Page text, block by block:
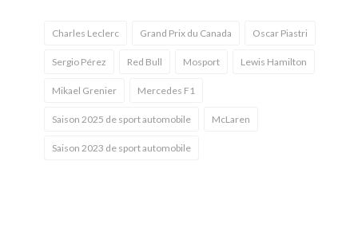
Charles Leclerc Grand Prix du Canada Oscar Piastri
Sergio Pérez Red Bull Mosport Lewis Hamilton
Mikael Grenier Mercedes F1
Saison 2025 de sport automobile McLaren
Saison 2023 de sport automobile